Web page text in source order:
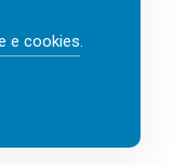
humanos
realizar mais
e cookies.